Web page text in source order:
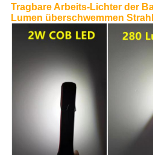
Tragbare Arbeits-Lichter der
Lumen überschwemmen